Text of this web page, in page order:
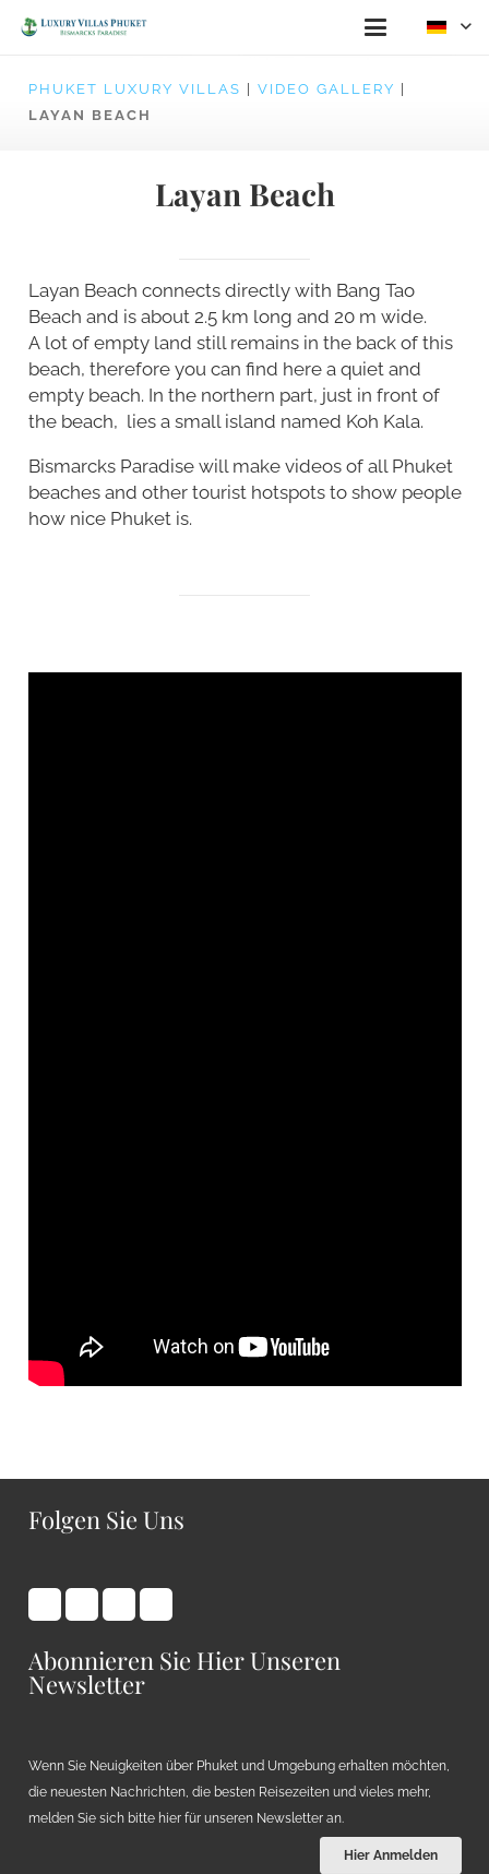
PHUKET LUXURY VILLAS VIDEO GALLERY
LAYAN BEACH
Layan Beach
Layan Beach connects directly with Bang Tao
Beach and is about 2.5 km long and 20 m wide.
A lot of empty land still remains in the back of this
beach, therefore you can find here a quiet and
empty beach. In the northern part, just in front of
the beach, lies a small island named Koh Kala.
Bismarcks Paradise will make videos of all Phuket
beaches and other tourist hotspots to show people
how nice Phuket is.
Folgen Sie Uns
Abonnieren Sie Hier Unseren
Newsletter
Wenn Sie Neuigkeiten über Phuket und Umgebung erhalten möchten,
die neuesten Nachrichten, die besten Reisezeiten und vieles mehr,
melden Sie sich bitte hier für unseren Newsletter an.
Hier Anmelden